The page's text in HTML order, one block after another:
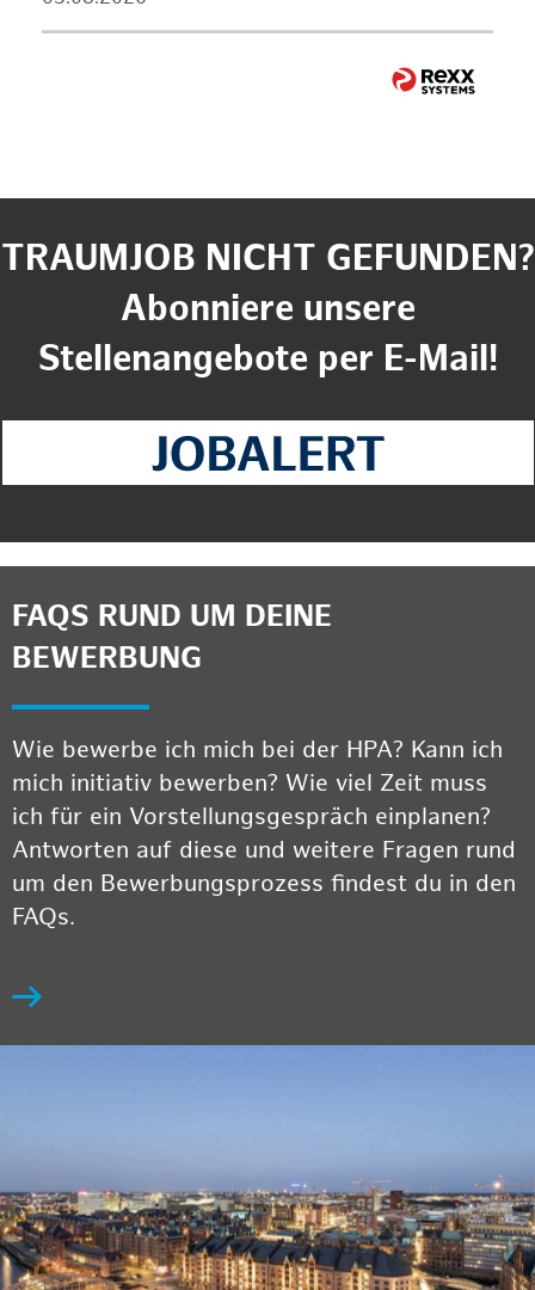
TRAUMJOB NICHT GEFUNDEN?
Abonniere unsere
Stellenangebote per E-Mail!
FAQS RUND UM DEINE
BEWERBUNG
Wie bewerbe ich mich bei der HPA? Kann ich
mich initiativ bewerben? Wie viel Zeit muss
ich für ein Vorstellungsgespräch einplanen?
Antworten auf diese und weitere Fragen rund
um den Bewerbungsprozess findest du in den
FAQs.